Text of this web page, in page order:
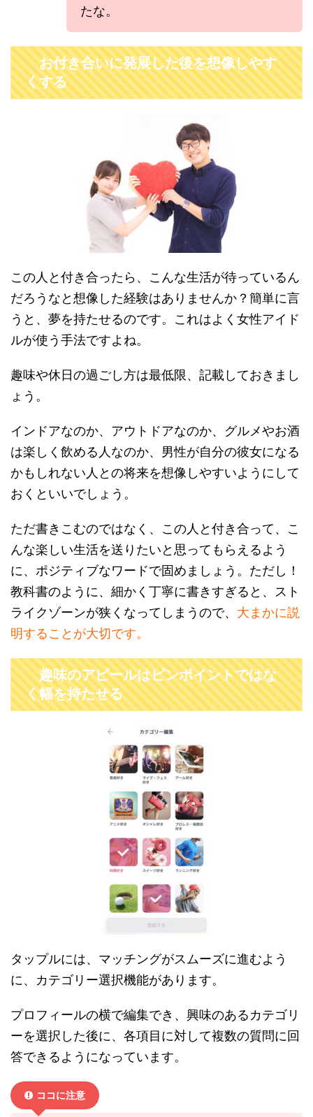
たな。
お付き合いに発展した後を想像しやす
くする
この人と付き合ったら、こんな生活が待っているん
だろうなと想像した経験はありませんか？簡単に言
うと、夢を持たせるのです。これはよく女性アイド
ルが使う手法ですよね。
趣味や休日の過ごし方は最低限、記載しておきまし
ょう。
インドアなのか、アウトドアなのか、グルメやお酒
は楽しく飲める人なのか、男性が自分の彼女になる
かもしれない人との将来を想像しやすいようにして
おくといいでしょう。
ただ書きこむのではなく、この人と付き合って、こ
んな楽しい生活を送りたいと思ってもらえるよう
に、ポジティブなワードで固めましょう。ただし！
教科書のように、細かく丁寧に書きすぎると、スト
ライクゾーンが狭くなってしまうので、 大まかに説
明することが大切です。
趣味のアピールはピンポイントではな
く幅を持たせる
タップルには、マッチングがスムーズに進むよう
に、カテゴリー選択機能があります。
プロフィールの横で編集でき、興味のあるカテゴリ
ーを選択した後に、各項目に対して複数の質問に回
答できるようになっています。
ココに注意